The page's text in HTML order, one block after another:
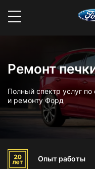
Ремонт
Полный спектр услуг
и ремонту Форд
Опыт работы